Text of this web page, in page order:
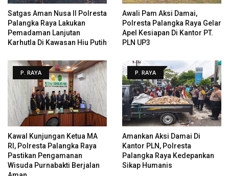
Satgas Aman Nusa II Polresta
Palangka Raya Lakukan
Pemadaman Lanjutan
Karhutla Di Kawasan Hiu Putih
Awali Pam Aksi Damai,
Polresta Palangka Raya Gelar
Apel Kesiapan Di Kantor PT.
PLN UP3
P. RAYA
Kawal Kunjungan Ketua MA
RI, Polresta Palangka Raya
Pastikan Pengamanan
Wisuda Purnabakti Berjalan
P. RAYA
Amankan Aksi Damai Di
Kantor PLN, Polresta
Palangka Raya Kedepankan
Sikap Humanis